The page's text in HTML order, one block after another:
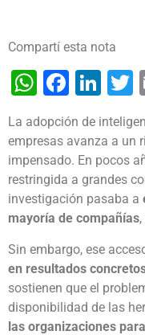
Compartí esta nota
La adopción de
empresas avanza a un
impensado. En pocos
restringida a grandes
investigación pasaba a
mayoría de compañías
Sin embargo, ese
en resultados
sostienen que el
disponibilidad de las
las organizaciones